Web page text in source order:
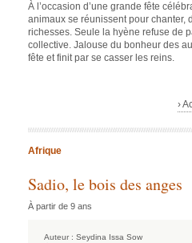
À l’occasion d’une grande fête
animaux se réunissent pour chanter,
richesses. Seule la hyène refuse de
collective. Jalouse du bonheur des
fête et finit par se casser les reins.
›
Afrique
Sadio, le bois des anges
À partir de 9 ans
Auteur : Seydina Issa Sow